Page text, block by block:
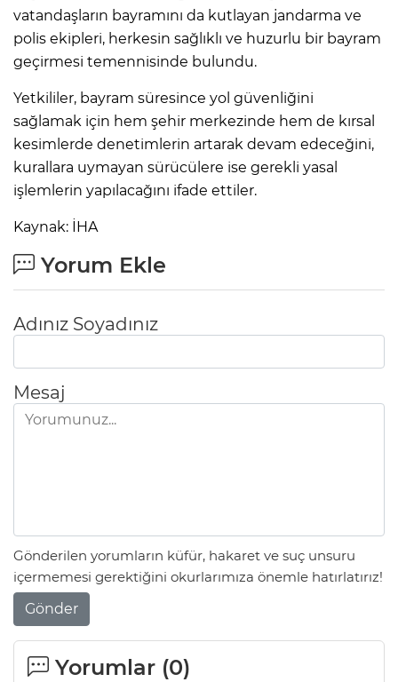
vatandaşların bayramını da kutlayan jandarma ve
polis ekipleri, herkesin sağlıklı ve huzurlu bir bayram
geçirmesi temennisinde bulundu.
Yetkililer, bayram süresince yol güvenliğini
sağlamak için hem şehir merkezinde hem de kırsal
kesimlerde denetimlerin artarak devam edeceğini,
kurallara uymayan sürücülere ise gerekli yasal
işlemlerin yapılacağını ifade ettiler.
Kaynak: İHA
Yorum Ekle
Adınız Soyadınız
Mesaj
Gönderilen yorumların küfür, hakaret ve suç unsuru
içermemesi gerektiğini okurlarımıza önemle hatırlatırız!
Gönder
Yorumlar (0)